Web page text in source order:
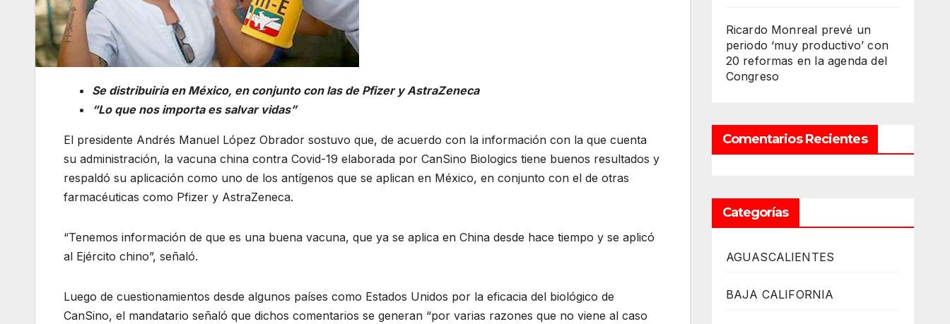
Se distribuiría en México, en conjunto con las de Pfizer y AstraZeneca
“Lo que nos importa es salvar vidas”
El presidente Andrés Manuel López Obrador sostuvo que, de acuerdo con la información con la que cuenta
su administración, la vacuna china contra Covid-19 elaborada por CanSino Biologics tiene buenos resultados y
respaldó su aplicación como uno de los antígenos que se aplican en México, en conjunto con el de otras
farmacéuticas como Pfizer y AstraZeneca.
“Tenemos información de que es una buena vacuna, que ya se aplica en China desde hace tiempo y se aplicó
al Ejército chino”, señaló.
Luego de cuestionamientos desde algunos países como Estados Unidos por la eficacia del biológico de
CanSino, el mandatario señaló que dichos comentarios se generan “por varias razones que no viene al caso
Ricardo Monreal prevé un
periodo ‘muy productivo’ con
20 reformas en la agenda del
Congreso
Comentarios Recientes
Categorías
AGUASCALIENTES
BAJA CALIFORNIA